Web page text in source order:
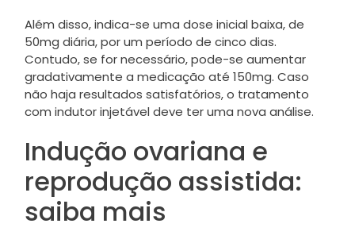
Além disso, indica-se uma dose inicial baixa, de
50mg diária, por um período de cinco dias.
Contudo, se for necessário, pode-se aumentar
gradativamente a medicação até 150mg. Caso
não haja resultados satisfatórios, o tratamento
com indutor injetável deve ter uma nova análise.
Indução ovariana e
reprodução assistida:
saiba mais